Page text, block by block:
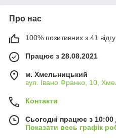
Про нас
100% позитивних з 41
Працює з 28.08.2021
м. Хмельницький
вул. Івано Франко, 10,
Контакти
Сьогодні працює з 10:00
Показати весь графік